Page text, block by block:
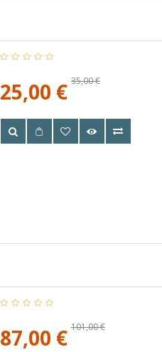
35,00 €
25,00 €
101,00 €
87,00 €